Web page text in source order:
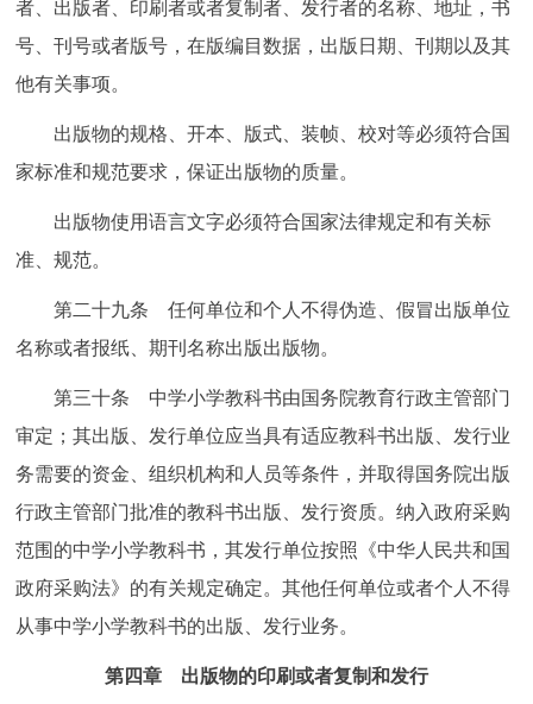
者、出版者、印刷者或者复制者、发行者的名称、地址，书
号、刊号或者版号，在版编目数据，出版日期、刊期以及其
他有关事项。
出版物的规格、开本、版式、装帧、校对等必须符合国
家标准和规范要求，保证出版物的质量。
出版物使用语言文字必须符合国家法律规定和有关标
准、规范。
第二十九条 任何单位和个人不得伪造、假冒出版单位
名称或者报纸、期刊名称出版出版物。
第三十条 中学小学教科书由国务院教育行政主管部门
审定；其出版、发行单位应当具有适应教科书出版、发行业
务需要的资金、组织机构和人员等条件，并取得国务院出版
行政主管部门批准的教科书出版、发行资质。纳入政府采购
范围的中学小学教科书，其发行单位按照《中华人民共和国
政府采购法》的有关规定确定。其他任何单位或者个人不得
从事中学小学教科书的出版、发行业务。
第四章 出版物的印刷或者复制和发行